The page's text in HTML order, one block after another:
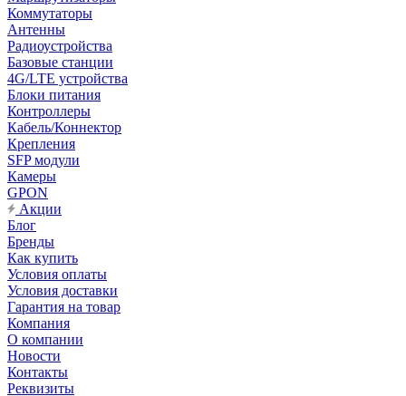
Коммутаторы
Антенны
Радиоустройства
Базовые станции
4G/LTE устройства
Блоки питания
Контроллеры
Кабель/Коннектор
Крепления
SFP модули
Камеры
GPON
Акции
Блог
Бренды
Как купить
Условия оплаты
Условия доставки
Гарантия на товар
Компания
О компании
Новости
Контакты
Реквизиты